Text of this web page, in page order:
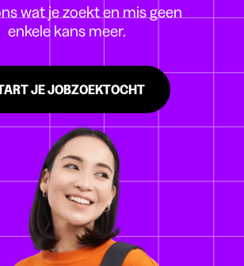
wat je zoekt en mis geen
enkele kans meer.
JE JOBZOEKTOCHT